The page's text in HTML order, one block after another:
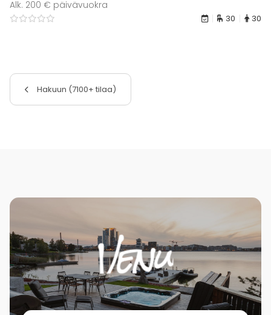
Alk. 200 € päivävuokra
30 30
Hakuun (7100+ tilaa)